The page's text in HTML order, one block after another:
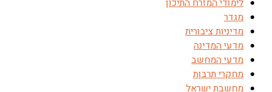
לימודי המזרח התיכון
מגדר
מדיניות ציבורית
מדעי המדינה
מדעי המחשב
מחקרי תרבות
מחשבת ישראל